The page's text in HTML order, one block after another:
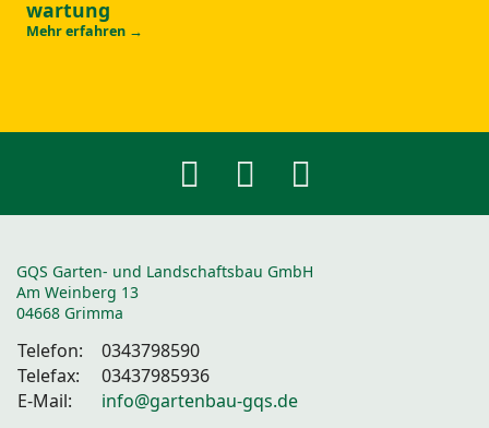
wartung
Mehr erfahren →
GQS Garten- und Landschaftsbau GmbH
Am Weinberg 13
04668 Grimma
Telefon:
0343798590
Telefax:
03437985936
E-Mail:
info@gartenbau-gqs.de